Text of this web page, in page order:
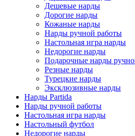
Дешевые нарды
Дорогие нарды
Кожаные нарды
Нарды ручной работы
Настольная игра нарды
Недорогие нарды
Подарочные нарды
Резные нарды
Турецкие нарды
Эксклюзивные нарды
Нарды Partida
Нарды ручной работы
Настольная игра нарды
Настольный футбол
Недорогие нарды